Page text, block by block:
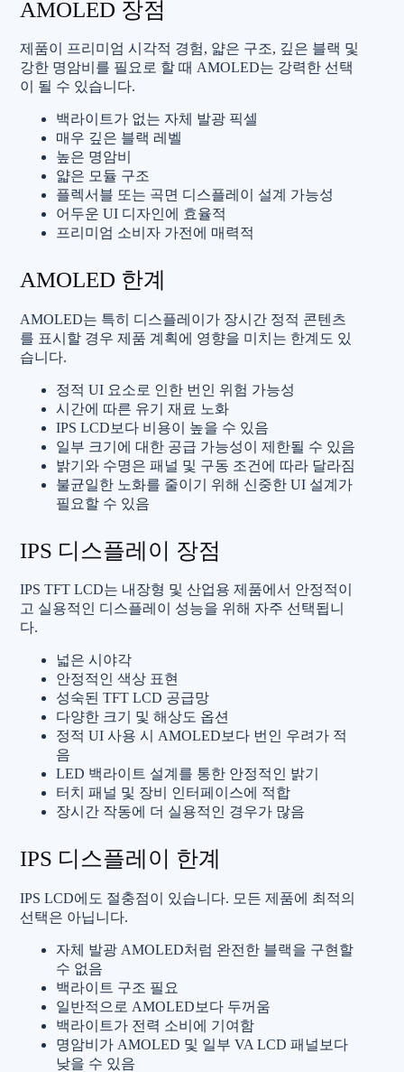
AMOLED 장점
제품이 프리미엄 시각적 경험, 얇은 구조, 깊은 블랙 및
강한 명암비를 필요로 할 때 AMOLED는 강력한 선택
이 될 수 있습니다.
백라이트가 없는 자체 발광 픽셀
매우 깊은 블랙 레벨
높은 명암비
얇은 모듈 구조
플렉서블 또는 곡면 디스플레이 설계 가능성
어두운 UI 디자인에 효율적
프리미엄 소비자 가전에 매력적
AMOLED 한계
AMOLED는 특히 디스플레이가 장시간 정적 콘텐츠
를 표시할 경우 제품 계획에 영향을 미치는 한계도 있
습니다.
정적 UI 요소로 인한 번인 위험 가능성
시간에 따른 유기 재료 노화
IPS LCD보다 비용이 높을 수 있음
일부 크기에 대한 공급 가능성이 제한될 수 있음
밝기와 수명은 패널 및 구동 조건에 따라 달라짐
불균일한 노화를 줄이기 위해 신중한 UI 설계가
필요할 수 있음
IPS 디스플레이 장점
IPS TFT LCD는 내장형 및 산업용 제품에서 안정적이
고 실용적인 디스플레이 성능을 위해 자주 선택됩니
다.
넓은 시야각
안정적인 색상 표현
성숙된 TFT LCD 공급망
다양한 크기 및 해상도 옵션
정적 UI 사용 시 AMOLED보다 번인 우려가 적
음
LED 백라이트 설계를 통한 안정적인 밝기
터치 패널 및 장비 인터페이스에 적합
장시간 작동에 더 실용적인 경우가 많음
IPS 디스플레이 한계
IPS LCD에도 절충점이 있습니다. 모든 제품에 최적의
선택은 아닙니다.
자체 발광 AMOLED처럼 완전한 블랙을 구현할
수 없음
백라이트 구조 필요
일반적으로 AMOLED보다 두꺼움
백라이트가 전력 소비에 기여함
명암비가 AMOLED 및 일부 VA LCD 패널보다
낮을 수 있음